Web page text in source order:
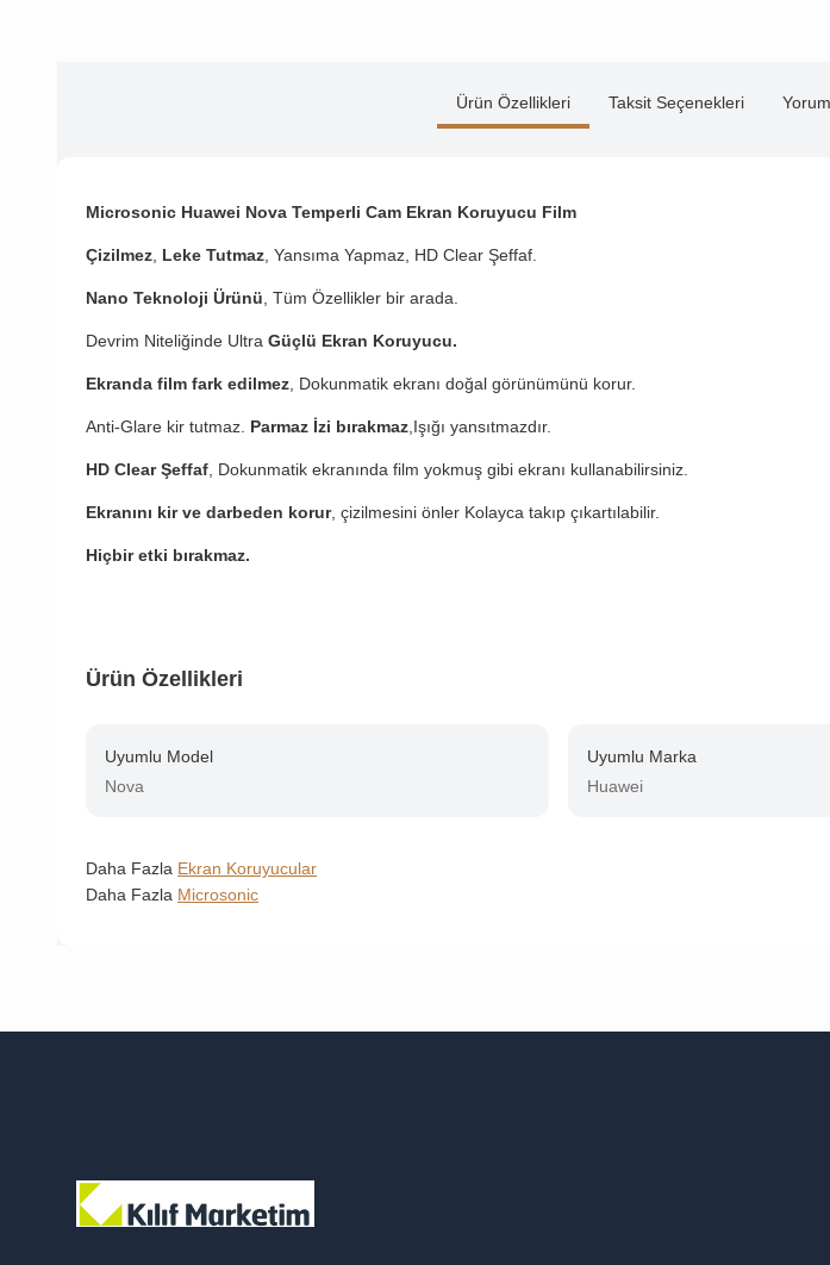
Ürün Özellikleri Taksit Seçenekleri
Microsonic Huawei Nova Temperli Cam Ekran Koruyucu Film
Çizilmez, Leke Tutmaz, Yansıma Yapmaz, HD Clear Şeffaf.
Nano Teknoloji Ürünü, Tüm Özellikler bir arada.
Devrim Niteliğinde Ultra Güçlü Ekran Koruyucu.
Ekranda film fark edilmez, Dokunmatik ekranı doğal görünümünü korur.
Anti-Glare kir tutmaz. Parmaz İzi bırakmaz,Işığı yansıtmazdır.
HD Clear Şeffaf, Dokunmatik ekranında film yokmuş gibi ekranı kullanabilirsiniz.
Ekranını kir ve darbeden korur, çizilmesini önler Kolayca takıp çıkartılabilir.
Hiçbir etki bırakmaz.
Ürün Özellikleri
Uyumlu Model
Nova
Uyumlu Marka
Huawei
Daha Fazla Ekran Koruyucular
Daha Fazla Microsonic